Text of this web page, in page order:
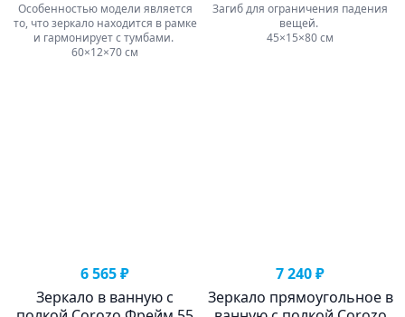
Особенностью модели является
то, что зеркало находится в рамке
и гармонирует с тумбами.
60×12×70 см
Загиб для ограничения падения
вещей.
45×15×80 см
6 565 ₽
Зеркало в ванную с
7 240 ₽
Зеркало прямоугольное в